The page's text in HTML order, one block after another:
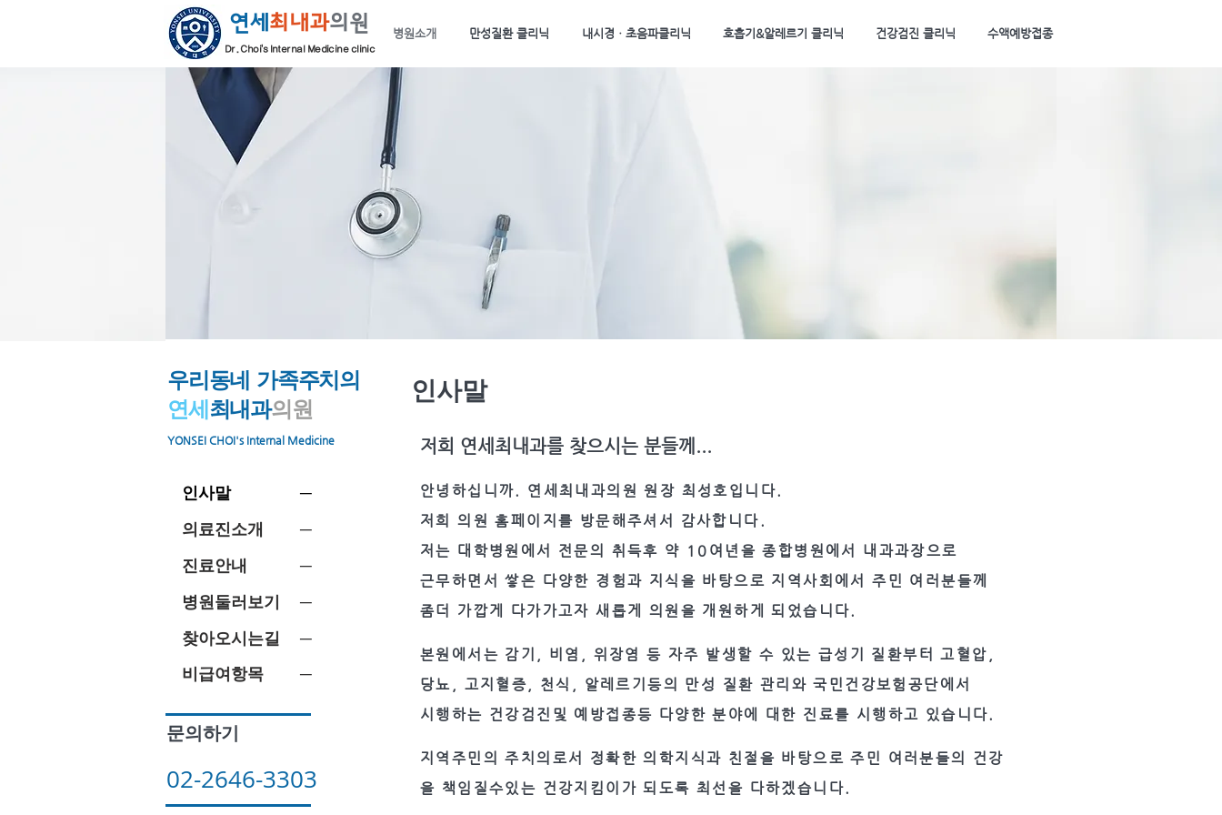
병원소개 만성질환 클리닉 내시경ㆍ초음파클리닉 호흡기&알레르기 클리닉 건강검진 클리닉 수액예방접종
연세 최내과의원
Dr. Choi's Internal Medicine clinic
우리동네 가족주치의
​연세 최내과의원
​YONSEI CHOI's Internal Medicine
인사말 ─
의료진소개 ─
진료안내 ─
병원둘러보기 ─
찾아오시는길 ─
비급여항목 ─
문의하기
02-2646-3303
인사말
저희 연세최내과를 찾으시는 분들께...
안녕하십니까. 연세최내과의원 원장 최성호입니다.
저희 의원 홈페이지를 방문해주셔서 감사합니다.
저는 대학병원에서 전문의 취득후 약 10여년을 종합병원에서 내과과장으로
근무하면서 쌓은 다양한 경험과 지식을 바탕으로 지역사회에서 주민 여러분들께
좀더 가깝게 다가가고자 새롭게 의원을 개원하게 되었습니다.
본원에서는 감기, 비염, 위장염 등 자주 발생할 수 있는 급성기 질환부터 고혈압,
당뇨, 고지혈증, 천식, 알레르기등의 만성 질환 관리와 국민건강보험공단에서
시행하는 건강검진및 예방접종등 다양한 분야에 대한 진료를 시행하고 있습니다.
지역주민의 주치의로서 정확한 의학지식과 친절을 바탕으로 주민 여러분들의 건강
을 책임질수있는 건강지킴이가 되도록 최선을 다하겠습니다.